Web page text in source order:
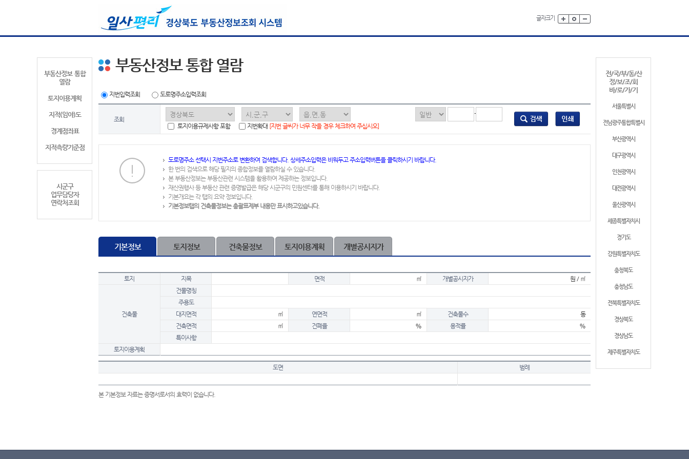
글자크기
부동산정보 통합
열람
토지이용계획
지적(임야)도
경계점좌표
지적측량기준점
시군구
업무담당자
연락처조회
전/국/부/동/산
정/보/조/회
바/로/가/기
서울특별시
전남광주통합특별시
부산광역시
대구광역시
인천광역시
대전광역시
울산광역시
세종특별자치시
경기도
강원특별자치도
충청북도
충청남도
전북특별자치도
경상북도
경상남도
제주특별자치도
부동산정보 통합 열람
지번입력조회 도로명주소입력조회
조회
-
토지이용규제사항 포함
지번확대 [지번 글씨가 너무 작을 경우 체크하여 주십시오]
도로명주소 선택시 지번주소로 변환하여 검색합니다. 상세주소입력은 비워두고 주소입력버튼을 클릭하시기 바랍니다.
한 번의 검색으로 해당 필지의 종합정보를 열람하실 수 있습니다.
본 부동산정보는 부동산관련 시스템을 활용하여 제공하는 정보입니다.
재산권행사 등 부동산 관련 증명발급은 해당 시군구의 민원센터를 통해 이용하시기 바랍니다.
기본개요는 각 탭의 요약 정보입니다.
기본정보탭의 건축물정보는 총괄표제부 내용만 표시하고있습니다.
기본정보 토지정보 건축물정보 토지이용계획 개별공시지가
토지 지목 면적 ㎡ 개별공시지가 원 / ㎡
건축물
건물명칭
주용도
대지면적
㎡ 연면적 ㎡ 건축물수
동
건축면적
㎡ 건폐율 % 용적률
%
특이사항
토지이용계획
도면 범례
본 기본정보 자료는 증명서로서의 효력이 없습니다.